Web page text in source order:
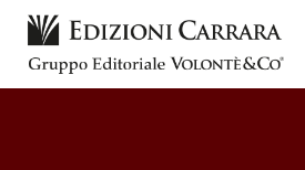
Salta
contenuto